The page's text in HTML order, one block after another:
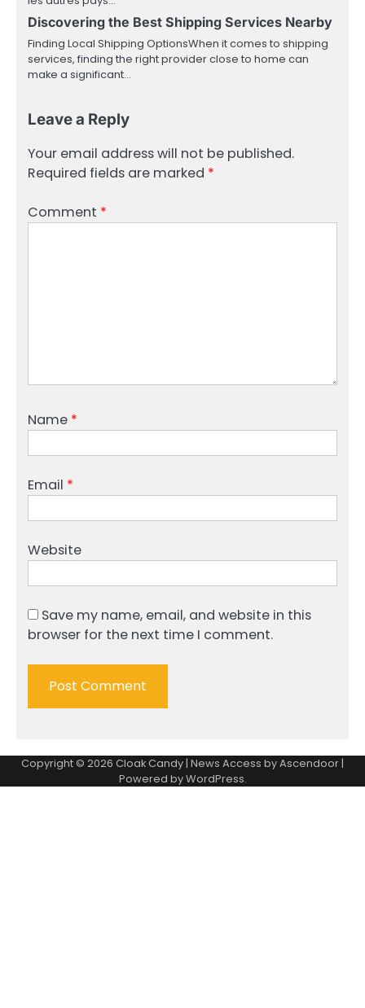
Discovering the Best Shipping Services Nearby
Finding Local Shipping OptionsWhen it comes to shipping
services, finding the right provider close to home can
make a significant…
Leave a Reply
Your email address will not be published.
Required fields are marked *
Comment *
Name *
Email *
Website
Save my name, email, and website in this
browser for the next time I comment.
Copyright © 2026 Cloak Candy | News Access byAscendoor |
Powered byWordPress.